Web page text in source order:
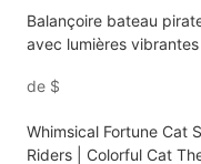
Balançoire bateau
avec lumières
de $
Whimsical Fortune Cat
Riders | Colorful Cat